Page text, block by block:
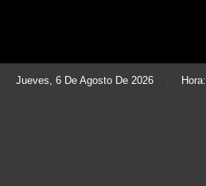
Jueves, 6 De Agosto De 2026 Hora: